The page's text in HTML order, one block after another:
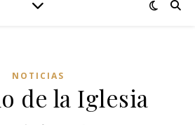
NOTICIAS
de la Iglesia